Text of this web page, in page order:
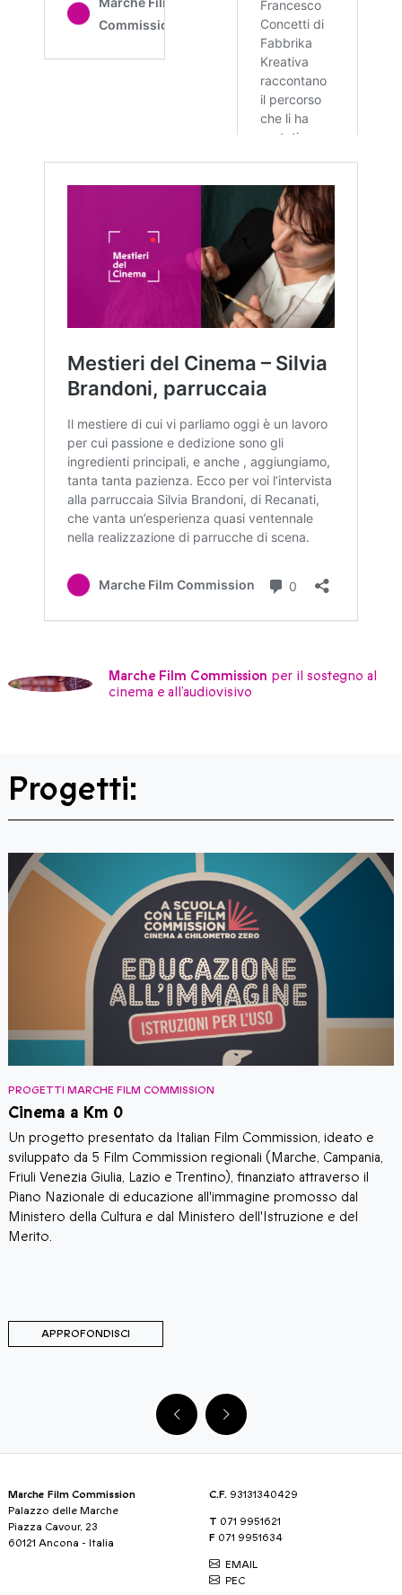
Marche Film Commission per il sostegno al
cinema e all’audiovisivo
Progetti:
Commission, ideato e
(Marche, Campania,
finanziato attraverso il
promosso dal
dell'Istruzione e del
PROGETTI MARCHE FILM COMMISSION
Tre serate evento dedicate alla città
Tronto e alla sua posizione di
conquistata in ambito cinetelevisivo.
Marche Film Commission
Palazzo delle Marche
Piazza Cavour, 23
60121 Ancona - Italia
C.F. 93131340429
T 071 9951621
F 071 9951634
EMAIL
PEC